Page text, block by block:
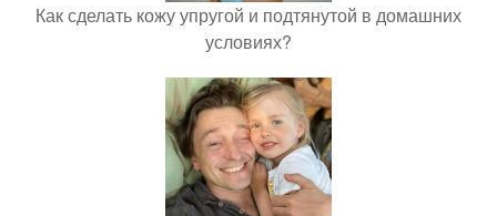
Как сделать кожу упругой и подтянутой в домашних
условиях?